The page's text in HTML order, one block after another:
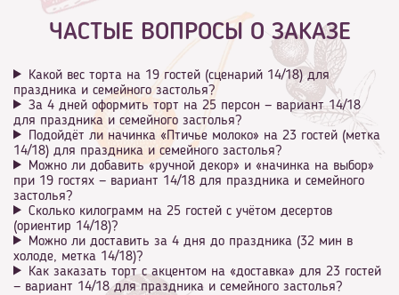
ЧАСТЫЕ ВОПРОСЫ О ЗАКАЗЕ
Какой вес торта на 19 гостей (сценарий 14/18) для
праздника и семейного застолья?
За 4 дней оформить торт на 25 персон — вариант 14/18
для праздника и семейного застолья?
Подойдёт ли начинка «Птичье молоко» на 23 гостей (метка
14/18) для праздника и семейного застолья?
Можно ли добавить «ручной декор» и «начинка на выбор»
при 19 гостях — вариант 14/18 для праздника и семейного
застолья?
Сколько килограмм на 25 гостей с учётом десертов
(ориентир 14/18)?
Можно ли доставить за 4 дня до праздника (32 мин в
холоде, метка 14/18)?
Как заказать торт с акцентом на «доставка» для 23 гостей
— вариант 14/18 для праздника и семейного застолья?